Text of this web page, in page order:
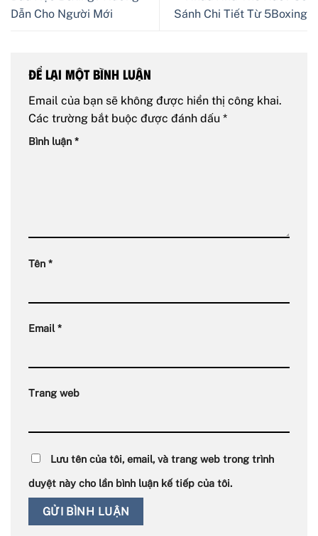
Dẫn Cho Người Mới
Sánh Chi Tiết Từ 5Boxing
Để lại một bình luận
Email của bạn sẽ không được hiển thị công khai.
Các trường bắt buộc được đánh dấu *
Bình luận *
Tên *
Email*
Trang web
Lưu tên của tôi, email, và trang web trong trình
duyệt này cho lần bình luận kế tiếp của tôi.